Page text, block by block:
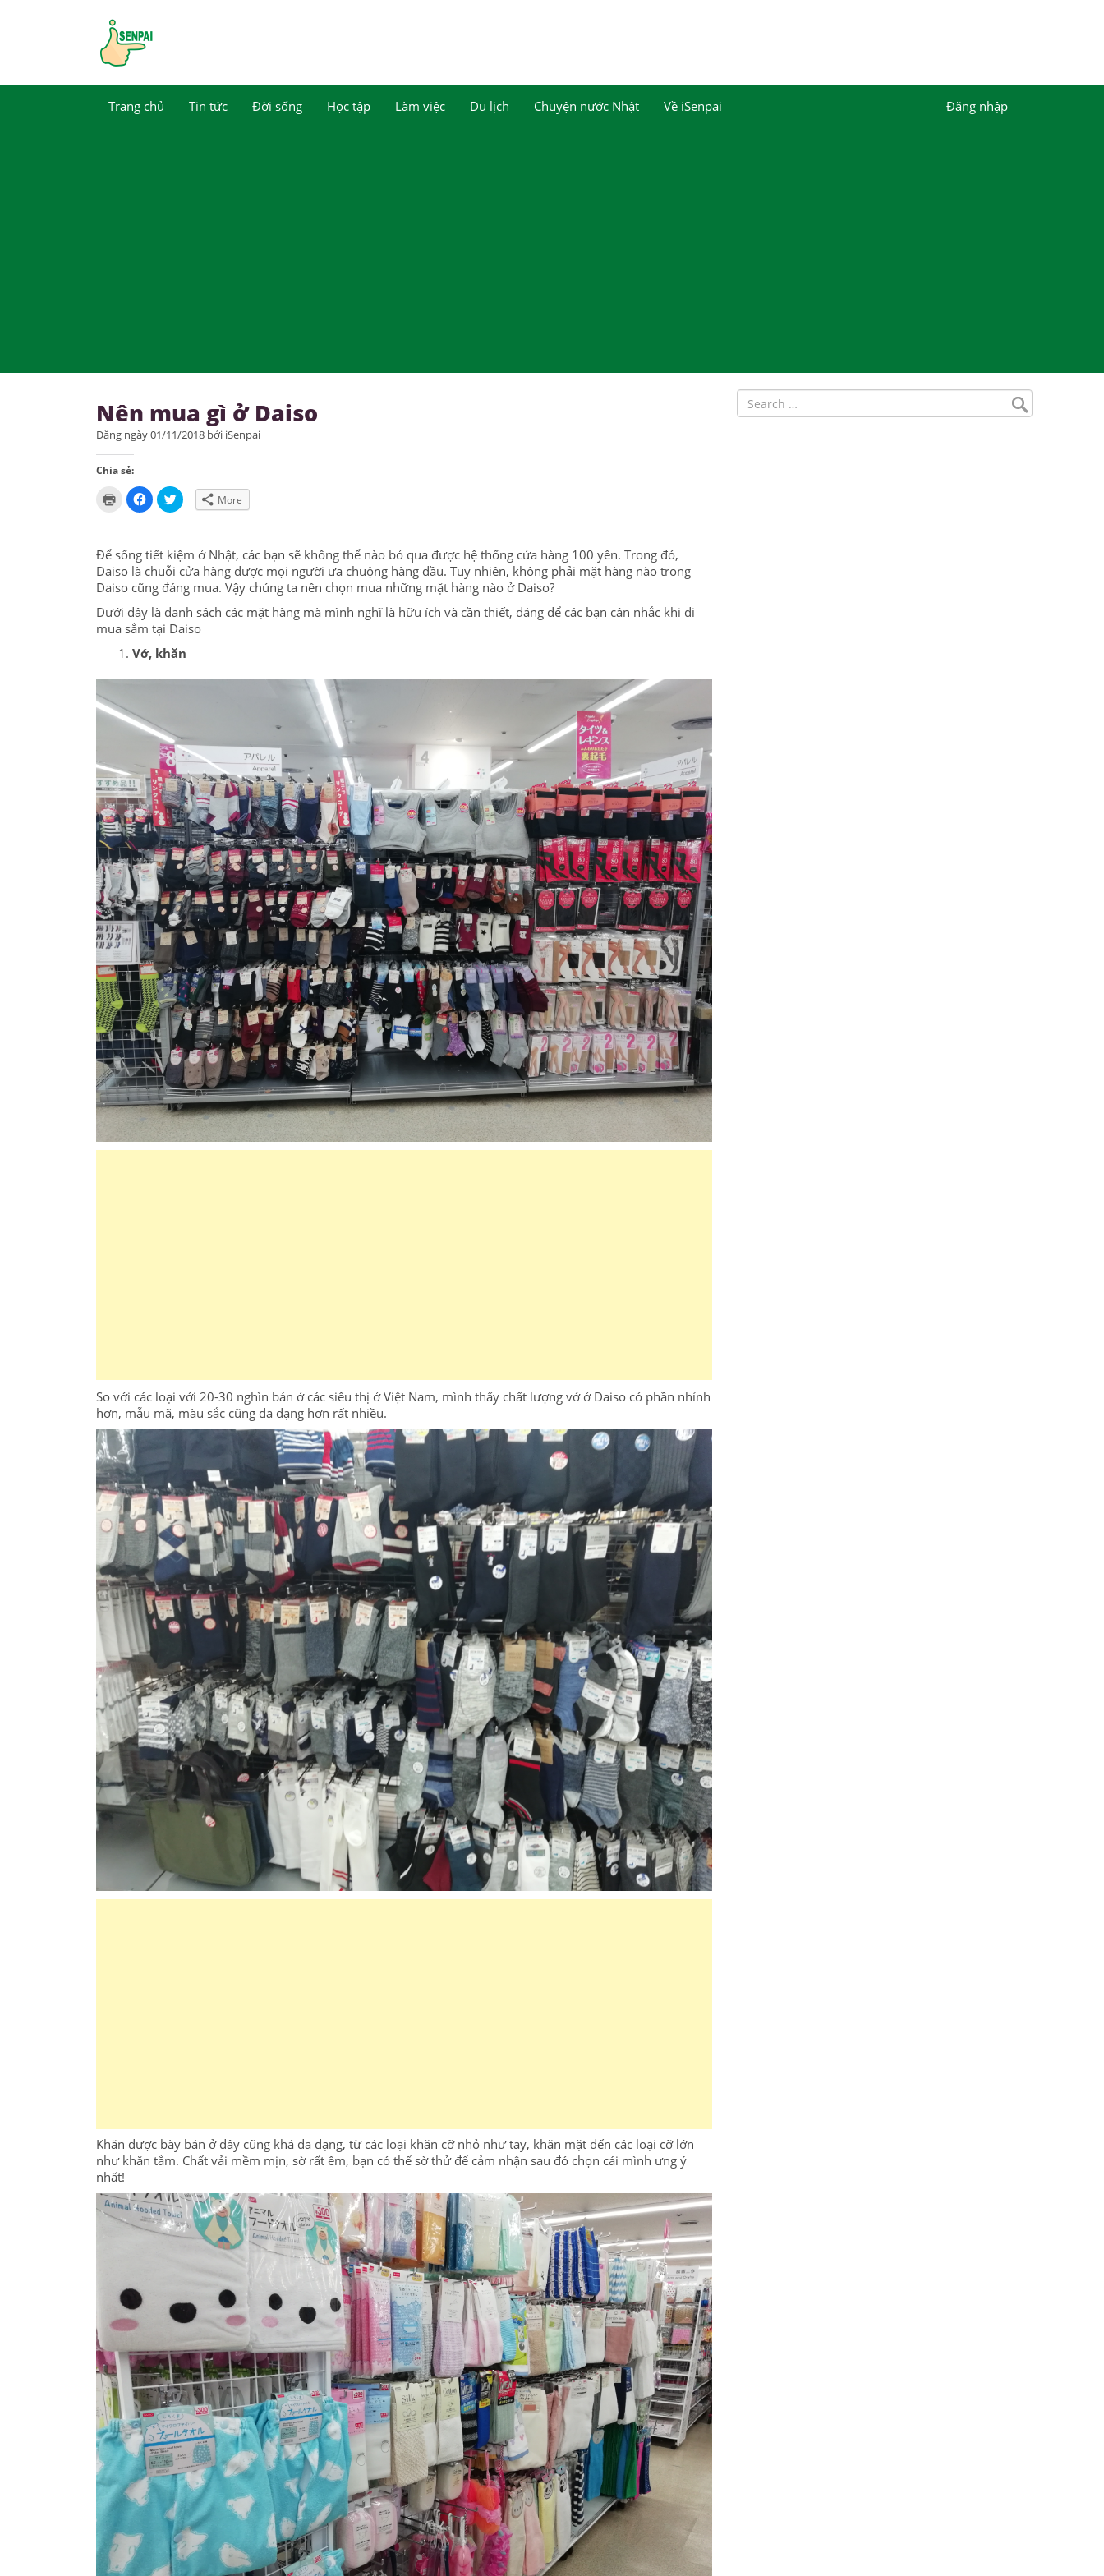
Trang chủ Tin tức Đời sống Học tập Làm việc Du lịch Chuyện nước Nhật Về iSenpai Đăng nhập
Nên mua gì ở Daiso
Đăng ngày 01/11/2018 bởi iSenpai
Chia sẻ:
Click
print
window)
Click
to
share
in
new
window)
Click
to
in
new
window)
More
Để sống tiết kiệm ở Nhật, các bạn sẽ không thể nào bỏ qua được hệ thống cửa hàng 100 yên. Trong đó,
Daiso là chuỗi cửa hàng được mọi người ưa chuộng hàng đầu. Tuy nhiên, không phải mặt hàng nào trong
Daiso cũng đáng mua. Vậy chúng ta nên chọn mua những mặt hàng nào ở Daiso?
Dưới đây là danh sách các mặt hàng mà mình nghĩ là hữu ích và cần thiết, đáng để các bạn cân nhắc khi đi
mua sắm tại Daiso
Vớ, khăn
So với các loại với 20-30 nghìn bán ở các siêu thị ở Việt Nam, mình thấy chất lượng vớ ở Daiso có phần nhỉnh
hơn, mẫu mã, màu sắc cũng đa dạng hơn rất nhiều.
Khăn được bày bán ở đây cũng khá đa dạng, từ các loại khăn cỡ nhỏ như tay, khăn mặt đến các loại cỡ lớn
như khăn tắm. Chất vải mềm mịn, sờ rất êm, bạn có thể sờ thử để cảm nhận sau đó chọn cái mình ưng ý
nhất!